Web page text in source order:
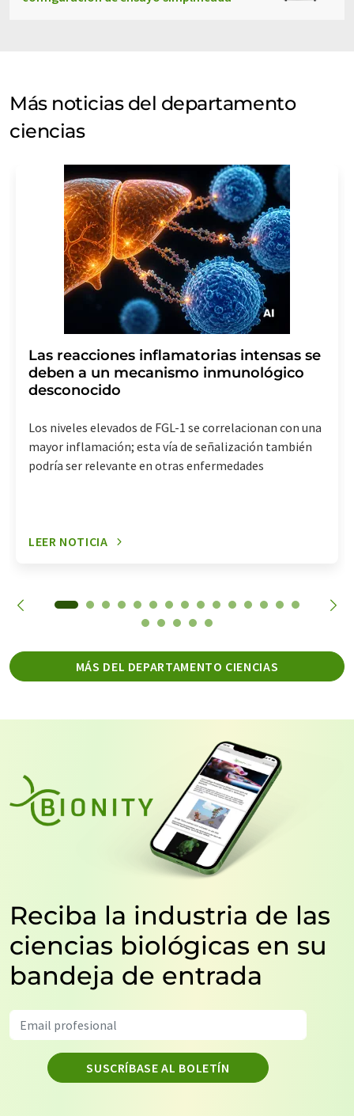
Más noticias del departamento
ciencias
Las reacciones inflamatorias intensas se
deben a un mecanismo inmunológico
desconocido
Los niveles elevados de FGL-1 se correlacionan con una
mayor inflamación; esta vía de señalización también
podría ser relevante en otras enfermedades
LEER NOTICIA
MÁS DEL DEPARTAMENTO CIENCIAS
Reciba la industria de las
ciencias biológicas en su
bandeja de entrada
SUSCRÍBASE AL BOLETÍN